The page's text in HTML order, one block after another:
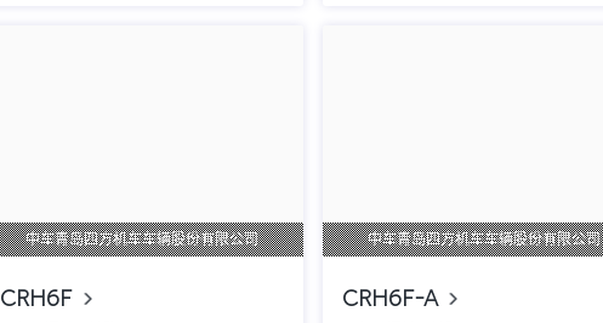
中车青岛四方机车车辆股份有限公司
CRH6F
中车青岛四方机车车辆股份有限公司
CRH6F-A